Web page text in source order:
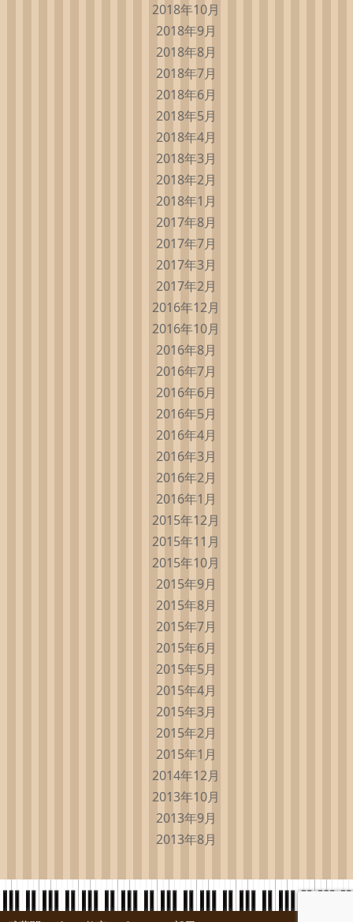
2018年10月
2018年9月
2018年8月
2018年7月
2018年6月
2018年5月
2018年4月
2018年3月
2018年2月
2018年1月
2017年8月
2017年7月
2017年3月
2017年2月
2016年12月
2016年10月
2016年8月
2016年7月
2016年6月
2016年5月
2016年4月
2016年3月
2016年2月
2016年1月
2015年12月
2015年11月
2015年10月
2015年9月
2015年8月
2015年7月
2015年6月
2015年5月
2015年4月
2015年3月
2015年2月
2015年1月
2014年12月
2013年10月
2013年9月
2013年8月